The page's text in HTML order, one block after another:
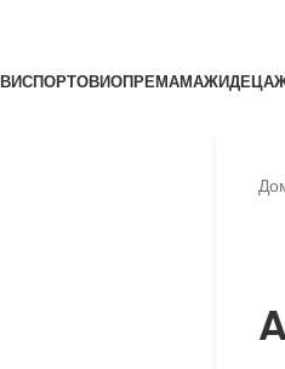
СПОРТОВИОПРЕМАМАЖИДЕЦА